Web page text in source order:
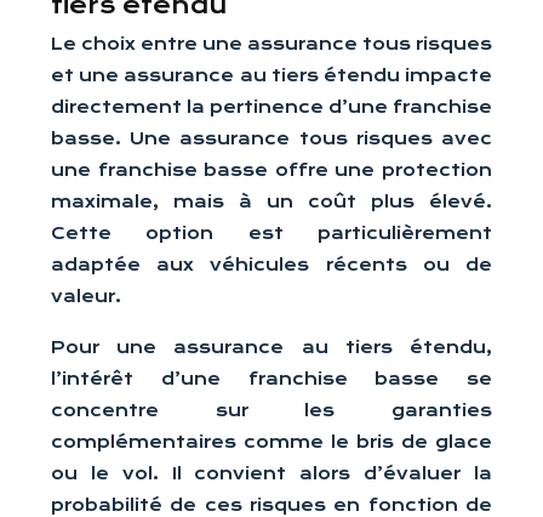
Le choix entre une assurance tous risques
et une assurance au tiers étendu impacte
directement la pertinence d’une franchise
basse. Une assurance tous risques avec
une franchise basse offre une protection
maximale, mais à un coût plus élevé.
Cette option est particulièrement
adaptée aux véhicules récents ou de
valeur.
Pour une assurance au tiers étendu,
l’intérêt d’une franchise basse se
concentre sur les garanties
complémentaires comme le bris de glace
ou le vol. Il convient alors d’évaluer la
probabilité de ces risques en fonction de